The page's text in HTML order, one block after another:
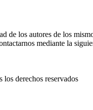
de los autores de los
mediante la
derechos reservados